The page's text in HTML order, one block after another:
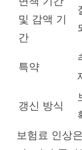
및 감액 기
간
특약
갱신 방식
보험료 인상